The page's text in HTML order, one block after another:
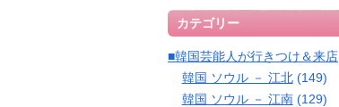
カテゴリー
■韓国芸能人が行きつけ＆来店
韓国 ソウル － 江北(149)
韓国 ソウル － 江南(129)